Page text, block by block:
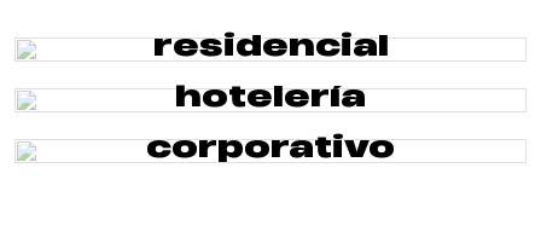
residencial
hotelería
corporativo